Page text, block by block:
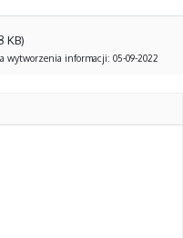
KB)
wytworzenia informacji: 05-09-2022